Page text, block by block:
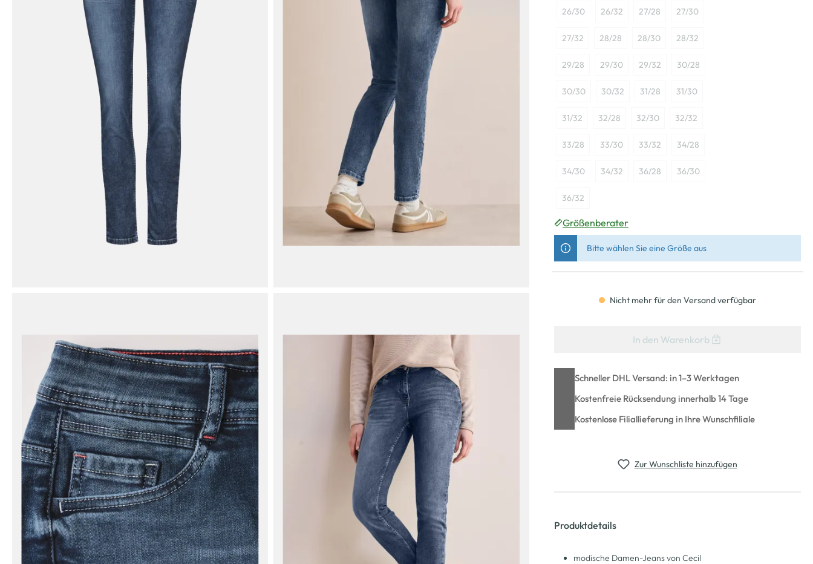
26/30 26/32 27/28 27/30
27/32 28/28 28/30 28/32
29/28 29/30 29/32 30/28
30/30 30/32 31/28 31/30
31/32 32/28 32/30 32/32
33/28 33/30 33/32 34/28
34/30 34/32 36/28 36/30
36/32
Größenberater
Bitte wählen Sie eine Größe aus
Nicht mehr für den Versand verfügbar
In den Warenkorb
Schneller DHL Versand: in 1–3 Werktagen
Kostenfreie Rücksendung innerhalb 14 Tage
Kostenlose Filiallieferung in Ihre Wunschfiliale
Zur Wunschliste hinzufügen
Produktdetails
modische Damen-Jeans von Cecil